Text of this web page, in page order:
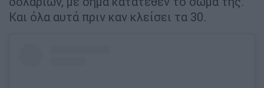
Και όλα αυτά πριν καν κλείσει τα 30.